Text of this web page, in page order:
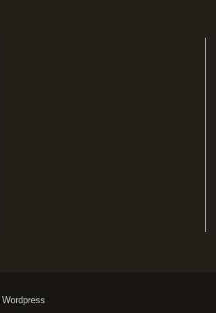
Wordpress